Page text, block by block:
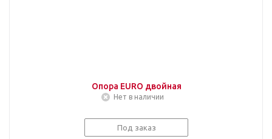
Опора EURO двойная
Нет в наличии
Под заказ